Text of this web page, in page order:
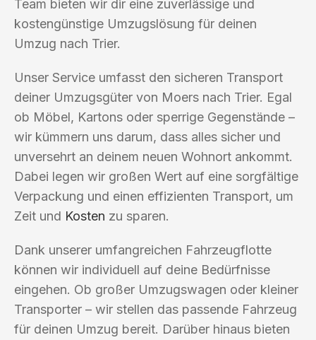
Team bieten wir dir eine zuverlässige und
kostengünstige Umzugslösung für deinen
Umzug nach Trier.
Unser Service umfasst den sicheren Transport
deiner Umzugsgüter von Moers nach Trier. Egal
ob Möbel, Kartons oder sperrige Gegenstände –
wir kümmern uns darum, dass alles sicher und
unversehrt an deinem neuen Wohnort ankommt.
Dabei legen wir großen Wert auf eine sorgfältige
Verpackung und einen effizienten Transport, um
Zeit und Kosten zu sparen.
Dank unserer umfangreichen Fahrzeugflotte
können wir individuell auf deine Bedürfnisse
eingehen. Ob großer Umzugswagen oder kleiner
Transporter – wir stellen das passende Fahrzeug
für deinen Umzug bereit. Darüber hinaus bieten